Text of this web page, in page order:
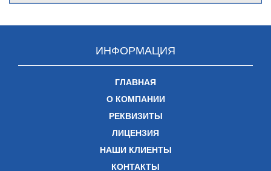
ИНФОРМАЦИЯ
ГЛАВНАЯ
О КОМПАНИИ
РЕКВИЗИТЫ
ЛИЦЕНЗИЯ
НАШИ КЛИЕНТЫ
КОНТАКТЫ